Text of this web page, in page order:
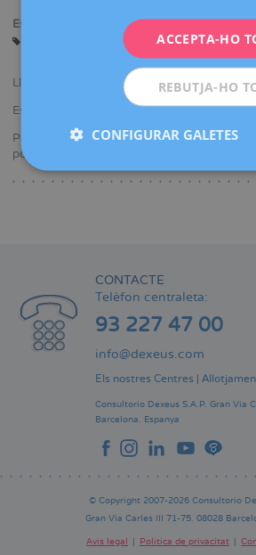
Especialitats:
Ginecologia General
Llicenciat en Medicina i Cirurgia.
Especialista en Ginecologia i Obstetrícia.
Participa en congressos nacionals i
ponències i comunicacions.
CONTACTE
Telèfon centraleta:
93 227 47 00
info@dexeus.com
Els nostres Centres |
Consultorio Dexeus S.A.P. Gran Via
Barcelona. Espanya
© Copyright 2007-2026 Consultorio
Gran Via Carles III 71-75. 08028
Avís legal Política de privacitat
ACCEPTA-HO
REBUTJA-HO
CONFIGURAR GALETES